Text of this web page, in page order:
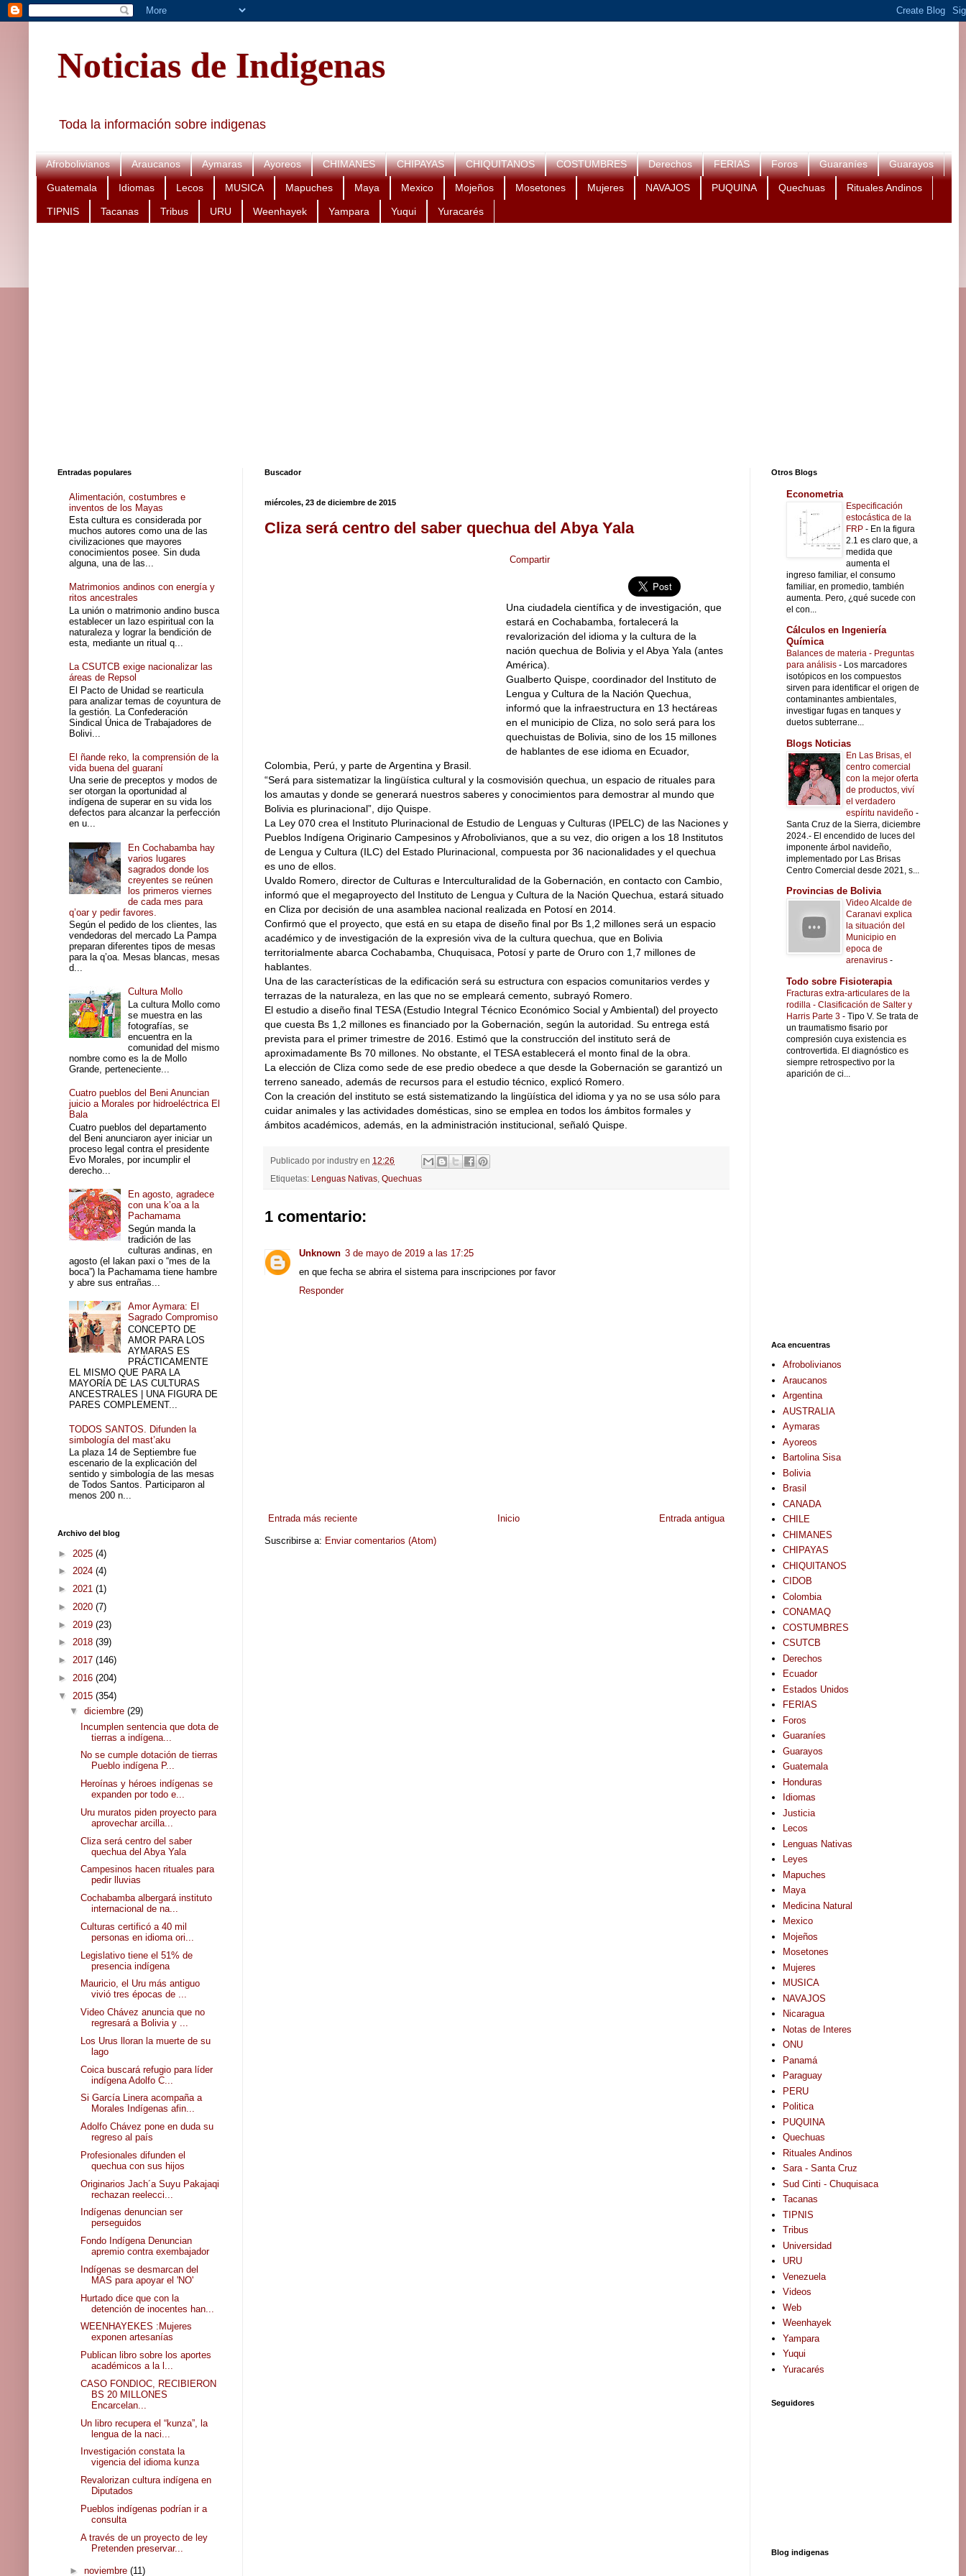
Noticias de Indigenas
Toda la información sobre indigenas
Afrobolivianos Araucanos Aymaras Ayoreos CHIMANES CHIPAYAS CHIQUITANOS COSTUMBRES Derechos FERIAS Foros Guaraníes Guarayos
Guatemala Idiomas Lecos MUSICA Mapuches Maya Mexico Mojeños Mosetones Mujeres NAVAJOS PUQUINA Quechuas Rituales Andinos
TIPNIS Tacanas Tribus URU Weenhayek Yampara Yuqui Yuracarés
Buscador
miércoles, 23 de diciembre de 2015
Cliza será centro del saber quechua del Abya Yala
Compartir
Una ciudadela científica y de investigación, que
estará en Cochabamba, fortalecerá la
revalorización del idioma y la cultura de la
nación quechua de Bolivia y el Abya Yala (antes
América).
Gualberto Quispe, coordinador del Instituto de
Lengua y Cultura de la Nación Quechua,
informó que la infraestructura en 13 hectáreas
en el municipio de Cliza, no solo será para los
quechuistas de Bolivia, sino de los 15 millones
de hablantes de ese idioma en Ecuador,
Colombia, Perú, y parte de Argentina y Brasil.
“Será para sistematizar la lingüística cultural y la cosmovisión quechua, un espacio de rituales para
los amautas y donde se generará nuestros saberes y conocimientos para demostrar al mundo que
Bolivia es plurinacional”, dijo Quispe.
La Ley 070 crea el Instituto Plurinacional de Estudio de Lenguas y Culturas (IPELC) de las Naciones y
Pueblos Indígena Originario Campesinos y Afrobolivianos, que a su vez, dio origen a los 18 Institutos
de Lengua y Cultura (ILC) del Estado Plurinacional, compuesta por 36 nacionalidades y el quechua
es uno de ellos.
Uvaldo Romero, director de Culturas e Interculturalidad de la Gobernación, en contacto con Cambio,
informó que el megaproyecto del Instituto de Lengua y Cultura de la Nación Quechua, estará situado
en Cliza por decisión de una asamblea nacional realizada en Potosí en 2014.
Confirmó que el proyecto, que está en su etapa de diseño final por Bs 1,2 millones será un espacio
académico y de investigación de la expresión viva de la cultura quechua, que en Bolivia
territorialmente abarca Cochabamba, Chuquisaca, Potosí y parte de Oruro con 1,7 millones de
hablantes.
Una de las características de la edificación será su estructura con espacios comunitarios verdes y
terrazas de la naturaleza, en las que no se empleará cemento, subrayó Romero.
El estudio a diseño final TESA (Estudio Integral Técnico Económico Social y Ambiental) del proyecto
que cuesta Bs 1,2 millones es financiado por la Gobernación, según la autoridad. Su entrega está
prevista para el primer trimestre de 2016. Estimó que la construcción del instituto será de
aproximadamente Bs 70 millones. No obstante, el TESA establecerá el monto final de la obra.
La elección de Cliza como sede de ese predio obedece a que desde la Gobernación se garantizó un
terreno saneado, además de recursos para el estudio técnico, explicó Romero.
Con la creación del instituto se está sistematizando la lingüística del idioma y ya no se usa sólo para
cuidar animales y las actividades domésticas, sino se emplea en todos los ámbitos formales y
ámbitos académicos, además, en la administración institucional, señaló Quispe.
Publicado por industry en 12:26
Etiquetas:
Lenguas Nativas Quechuas
1 comentario:
Unknown 3 de mayo de 2019 a las 17:25
en que fecha se abrira el sistema para inscripciones por favor
Responder
Entrada más reciente Entrada antigua
Inicio
Suscribirse a: Enviar comentarios (Atom)
Entradas populares
Alimentación, costumbres e
inventos de los Mayas
Esta cultura es considerada por
muchos autores como una de las
civilizaciones que mayores
conocimientos posee. Sin duda
alguna, una de las...
Matrimonios andinos con energía y
ritos ancestrales
La unión o matrimonio andino busca
establecer un lazo espiritual con la
naturaleza y lograr la bendición de
esta, mediante un ritual q...
La CSUTCB exige nacionalizar las
áreas de Repsol
El Pacto de Unidad se rearticula
para analizar temas de coyuntura de
la gestión. La Confederación
Sindical Única de Trabajadores de
Bolivi...
El ñande reko, la comprensión de la
vida buena del guaraní
Una serie de preceptos y modos de
ser otorgan la oportunidad al
indígena de superar en su vida los
defectos para alcanzar la perfección
en u...
En Cochabamba hay
varios lugares
sagrados donde los
creyentes se reúnen
los primeros viernes
de cada mes para
q’oar y pedir favores.
Según el pedido de los clientes, las
vendedoras del mercado La Pampa
preparan diferentes tipos de mesas
para la q’oa. Mesas blancas, mesas
d...
Cultura Mollo
La cultura Mollo como
se muestra en las
fotografías, se
encuentra en la
comunidad del mismo
nombre como es la de Mollo
Grande, perteneciente...
Cuatro pueblos del Beni Anuncian
juicio a Morales por hidroeléctrica El
Bala
Cuatro pueblos del departamento
del Beni anunciaron ayer iniciar un
proceso legal contra el presidente
Evo Morales, por incumplir el
derecho...
En agosto, agradece
con una k’oa a la
Pachamama
Según manda la
tradición de las
culturas andinas, en
agosto (el lakan paxi o “mes de la
boca”) la Pachamama tiene hambre
y abre sus entrañas...
Amor Aymara: El
Sagrado Compromiso
CONCEPTO DE
AMOR PARA LOS
AYMARAS ES
PRÁCTICAMENTE
EL MISMO QUE PARA LA
MAYORÍA DE LAS CULTURAS
ANCESTRALES | UNA FIGURA DE
PARES COMPLEMENT...
TODOS SANTOS. Difunden la
simbología del mast’aku
La plaza 14 de Septiembre fue
escenario de la explicación del
sentido y simbología de las mesas
de Todos Santos. Participaron al
menos 200 n...
Archivo del blog
► 2025 (4)
► 2024 (4)
► 2021 (1)
► 2020 (7)
► 2019 (23)
► 2018 (39)
► 2017 (146)
► 2016 (204)
▼ 2015 (354)
▼ diciembre (29)
Incumplen sentencia que dota de
tierras a indígena...
No se cumple dotación de tierras
Pueblo indígena P...
Heroínas y héroes indígenas se
expanden por todo e...
Uru muratos piden proyecto para
aprovechar arcilla...
Cliza será centro del saber
quechua del Abya Yala
Campesinos hacen rituales para
pedir lluvias
Cochabamba albergará instituto
internacional de na...
Culturas certificó a 40 mil
personas en idioma ori...
Legislativo tiene el 51% de
presencia indígena
Mauricio, el Uru más antiguo
vivió tres épocas de ...
Video Chávez anuncia que no
regresará a Bolivia y ...
Los Urus lloran la muerte de su
lago
Coica buscará refugio para líder
indígena Adolfo C...
Si García Linera acompaña a
Morales Indígenas afin...
Adolfo Chávez pone en duda su
regreso al país
Profesionales difunden el
quechua con sus hijos
Originarios Jach´a Suyu Pakajaqi
rechazan reelecci...
Indígenas denuncian ser
perseguidos
Fondo Indígena Denuncian
apremio contra exembajador
Indígenas se desmarcan del
MAS para apoyar el 'NO'
Hurtado dice que con la
detención de inocentes han...
WEENHAYEKES :Mujeres
exponen artesanías
Publican libro sobre los aportes
académicos a la l...
CASO FONDIOC, RECIBIERON
BS 20 MILLONES
Encarcelan...
Un libro recupera el “kunza”, la
lengua de la naci...
Investigación constata la
vigencia del idioma kunza
Revalorizan cultura indígena en
Diputados
Pueblos indígenas podrían ir a
consulta
A través de un proyecto de ley
Pretenden preservar...
► noviembre (11)
Otros Blogs
Econometria
Especificación
estocástica de la
FRP - En la figura
2.1 es claro que, a
medida que
aumenta el
ingreso familiar, el consumo
familiar, en promedio, también
aumenta. Pero, ¿qué sucede con
el con...
Cálculos en Ingeniería
Química
Balances de materia - Preguntas
para análisis - Los marcadores
isotópicos en los compuestos
sirven para identificar el origen de
contaminantes ambientales,
investigar fugas en tanques y
duetos subterrane...
Blogs Noticias
En Las Brisas, el
centro comercial
con la mejor oferta
de productos, viví
el verdadero
espíritu navideño -
Santa Cruz de la Sierra, diciembre
2024.- El encendido de luces del
imponente árbol navideño,
implementado por Las Brisas
Centro Comercial desde 2021, s...
Provincias de Bolivia
Video Alcalde de
Caranavi explica
la situación del
Municipio en
epoca de
arenavirus -
Todo sobre Fisioterapia
Fracturas extra-articulares de la
rodilla - Clasificación de Salter y
Harris Parte 3 - Tipo V. Se trata de
un traumatismo fisario por
compresión cuya existencia es
controvertida. El diagnóstico es
siempre retrospectivo por la
aparición de ci...
Aca encuentras
Afrobolivianos
Araucanos
Argentina
AUSTRALIA
Aymaras
Ayoreos
Bartolina Sisa
Bolivia
Brasil
CANADA
CHILE
CHIMANES
CHIPAYAS
CHIQUITANOS
CIDOB
Colombia
CONAMAQ
COSTUMBRES
CSUTCB
Derechos
Ecuador
Estados Unidos
FERIAS
Foros
Guaraníes
Guarayos
Guatemala
Honduras
Idiomas
Justicia
Lecos
Lenguas Nativas
Leyes
Mapuches
Maya
Medicina Natural
Mexico
Mojeños
Mosetones
Mujeres
MUSICA
NAVAJOS
Nicaragua
Notas de Interes
ONU
Panamá
Paraguay
PERU
Politica
PUQUINA
Quechuas
Rituales Andinos
Sara - Santa Cruz
Sud Cinti - Chuquisaca
Tacanas
TIPNIS
Tribus
Universidad
URU
Venezuela
Videos
Web
Weenhayek
Yampara
Yuqui
Yuracarés
Seguidores
Blog indigenas